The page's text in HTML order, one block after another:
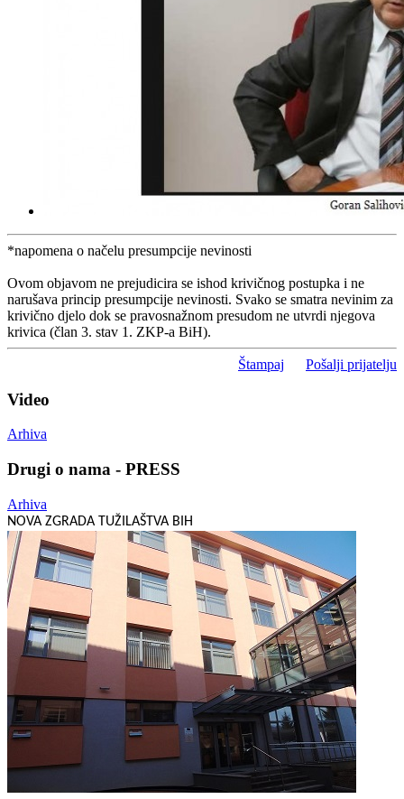
*napomena o načelu presumpcije nevinosti
Ovom objavom ne prejudicira se ishod krivičnog postupka i ne
narušava princip presumpcije nevinosti. Svako se smatra nevinim za
krivično djelo dok se pravosnažnom presudom ne utvrdi njegova
krivica (član 3. stav 1. ZKP-a BiH).
Štampaj Pošalji prijatelju
Video
Arhiva
Drugi o nama - PRESS
Arhiva
NOVA ZGRADA TUŽILAŠTVA BIH